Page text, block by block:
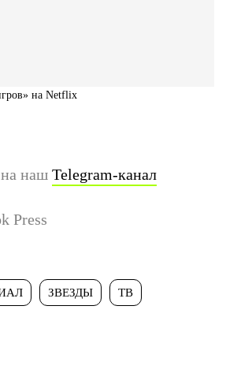
на Netflix
наш Telegram-канал
Press
ЗВЕЗДЫ ТВ